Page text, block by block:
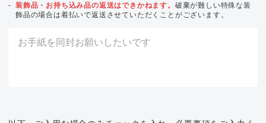
装飾品・お持ち込み品の返送はできかねます。 破棄が難しい特殊な装
飾品の場合は着払いで返送させていただくことがございます。